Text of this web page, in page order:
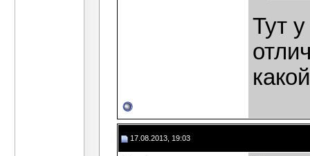
Тут
17.08.2013, 19:03